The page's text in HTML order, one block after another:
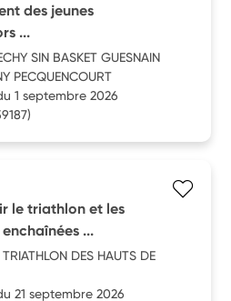
des jeunes
...
SIN BASKET GUESNAIN
PECQUENCOURT
1 septembre 2026
le triathlon et les
...
TRIATHLON DES HAUTS DE
21 septembre 2026